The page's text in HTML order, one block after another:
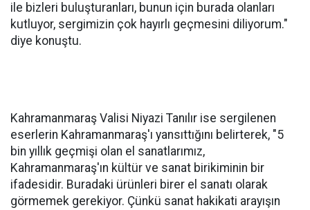
ile bizleri buluşturanları, bunun için burada olanları
kutluyor, sergimizin çok hayırlı geçmesini diliyorum."
diye konuştu.
Kahramanmaraş Valisi Niyazi Tanılır ise sergilenen
eserlerin Kahramanmaraş'ı yansıttığını belirterek, "5
bin yıllık geçmişi olan el sanatlarımız,
Kahramanmaraş'ın kültür ve sanat birikiminin bir
ifadesidir. Buradaki ürünleri birer el sanatı olarak
görmemek gerekiyor. Çünkü sanat hakikati arayışın